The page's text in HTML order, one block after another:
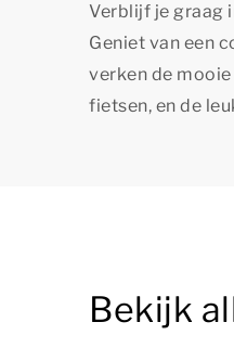
Verblijf je graag
Geniet van een
verken de
fietsen, en de
Bekijk